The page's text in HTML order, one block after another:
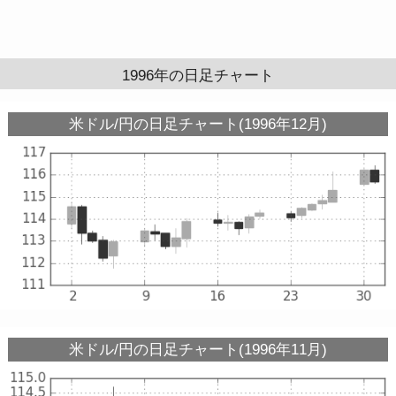
1996年の日足チャート
米ドル/円の日足チャート(1996年12月)
米ドル/円の日足チャート(1996年11月)